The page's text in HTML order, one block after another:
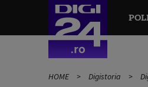
HOME Digistoria